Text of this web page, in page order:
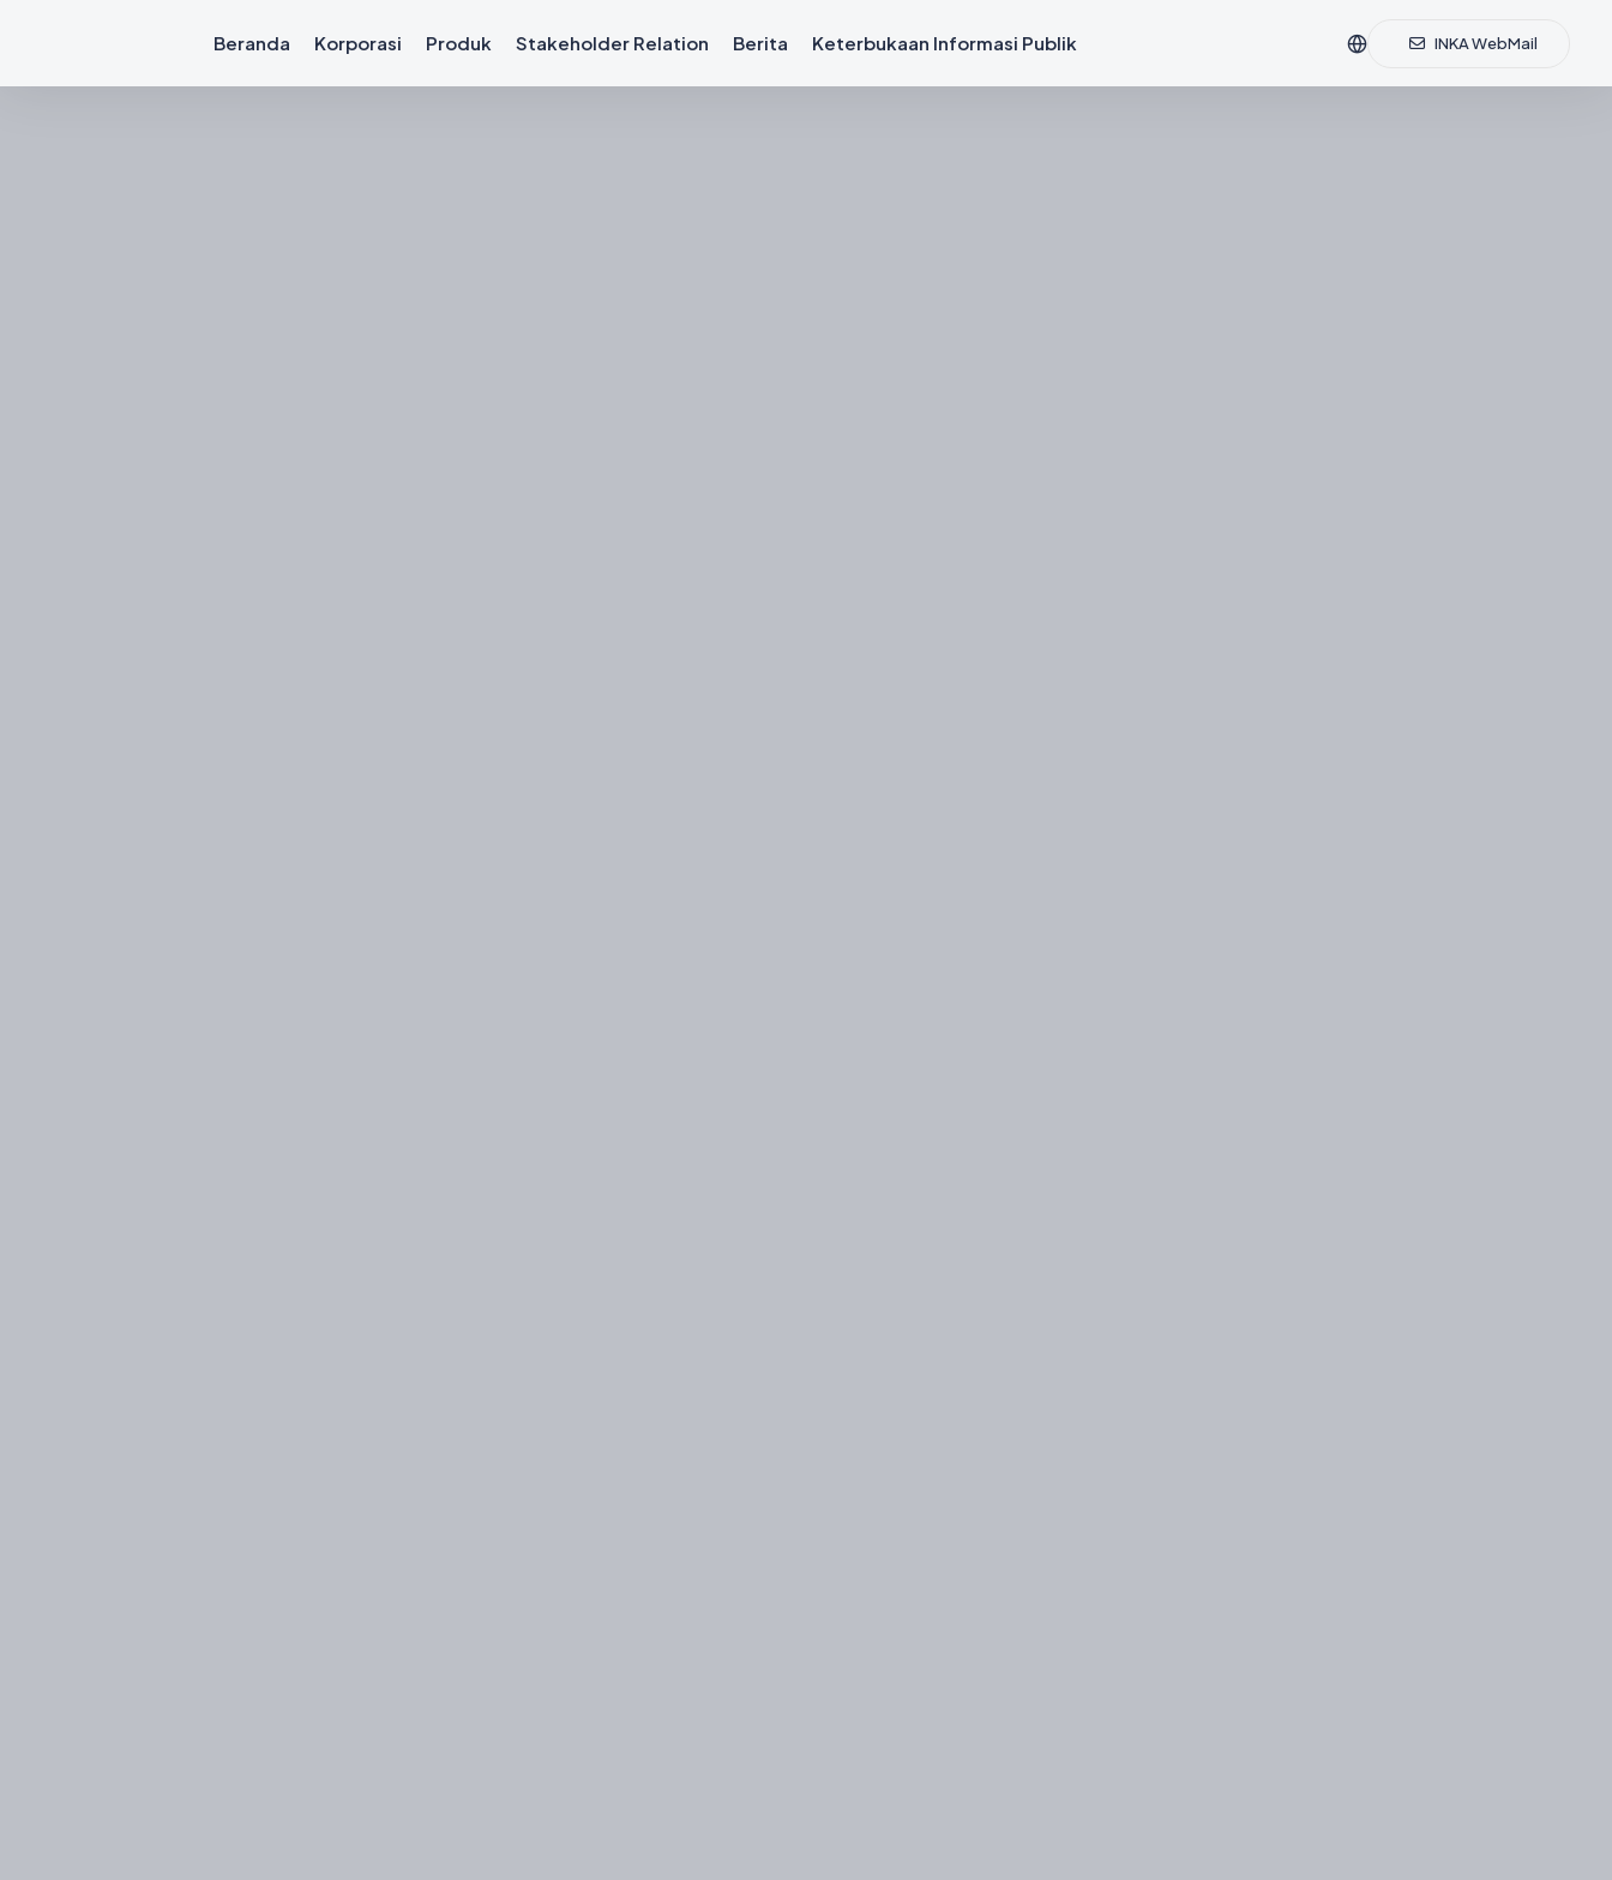
Beranda Korporasi Produk Stakeholder Relation Berita Keterbukaan Informasi Publik INKA WebMail